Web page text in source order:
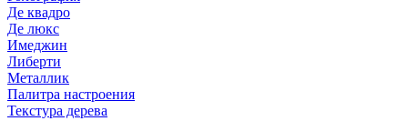
Де квадро
Де люкс
Имеджин
Либерти
Металлик
Палитра настроения
Текстура дерева